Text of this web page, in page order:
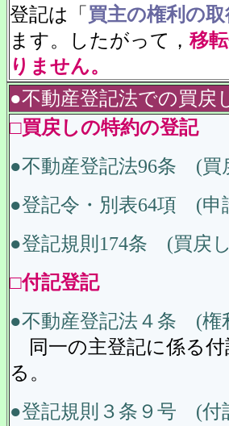
登記は「 買主の権利の
ます。したがって， 移
りません。
●不動産登記法での買戻
□買戻しの特約の登記
●不動産登記法96条 (買
●登記令・別表64項 (申
●登記規則174条 (買戻
□付記登記
●不動産登記法４条 (権
同一の主登記に係る
る。
●登記規則３条９号 (付